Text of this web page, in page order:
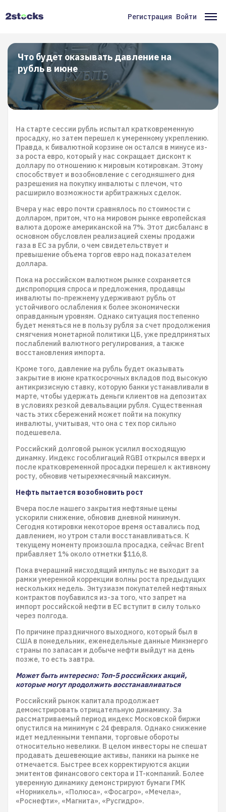
Меню
учётной
записи
пользователя
Регистрация Войти
Что будет оказывать давление на
рубль в июне
На старте сессии рубль испытал кратковременную
просадку, но затем перешел к умеренному укреплению.
Правда, к бивалютной корзине он остался в минусе из-
за роста евро, который у нас сокращает дисконт к
доллару по отношению к мировым котировкам. Этому
способствует и возобновление с сегодняшнего дня
разрешения на покупку инвалюты с плечом, что
расширило возможности арбитражных сделок.
Вчера у нас евро почти сравнялось по стоимости с
долларом, притом, что на мировом рынке европейская
валюта дороже американской на 7%. Этот дисбаланс в
основном обусловлен реализацией схемы продажи
газа в ЕС за рубли, о чем свидетельствует и
превышение объема торгов евро над показателем
доллара.
Пока на российском валютном рынке сохраняется
диспропорция спроса и предложения, продавцы
инвалюты по-прежнему удерживают рубль от
устойчивого ослабления к более экономически
оправданным уровням. Однако ситуация постепенно
будет меняться не в пользу рубля за счет продолжения
смягчения монетарной политики ЦБ, уже предпринятых
послаблений валютного регулирования, а также
восстановления импорта.
Кроме того, давление на рубль будет оказывать
закрытие в июне краткосрочных вкладов под высокую
антикризисную ставку, которую банки устанавливали в
марте, чтобы удержать деньги клиентов на депозитах
в условиях резкой девальвации рубля. Существенная
часть этих сбережений может пойти на покупку
инвалюты, учитывая, что она с тех пор сильно
подешевела.
Российский долговой рынок усилил восходящую
динамку. Индекс гособлигаций RGBI открылся вверх и
после кратковременной просадки перешел к активному
росту, обновив четырехмесячный максимум.
Нефть пытается возобновить рост
Вчера после нашего закрытия нефтяные цены
ускорили снижение, обновив дневной минимум.
Сегодня котировки некоторое время оставались под
давлением, но утром стали восстанавливаться. К
текущему моменту произошла просадка, сейчас Brent
прибавляет 1% около отметки $116,8.
Пока вчерашний нисходящий импульс не выходит за
рамки умеренной коррекции волны роста предыдущих
нескольких недель. Энтузиазм покупателей нефтяных
контрактов поубавился из-за того, что запрет на
импорт российской нефти в ЕС вступит в силу только
через полгода.
По причине праздничного выходного, который был в
США в понедельник, еженедельные данные Минэнерго
страны по запасам и добыче нефти выйдут на день
позже, то есть завтра.
Может быть интересно: Топ-5 российских акций,
которые могут продолжить восстанавливаться
Российский рынок капитала продолжает
демонстрировать отрицательную динамику. За
рассматриваемый период индекс Московской биржи
опустился на минимум с 24 февраля. Однако снижение
идет медленными темпами, торговые обороты
относительно невелики. В целом инвесторы не спешат
продавать дешевеющие активы, паники на рынке не
отмечается. Быстрее всех корректируются акции
эмитентов финансового сектора и IT-компаний. Более
уверенную динамику демонстрируют бумаги ГМК
«Норникель», «Полюса», «Фосагро», «Мечела»,
«Роснефти», «Магнита», «Русгидро».